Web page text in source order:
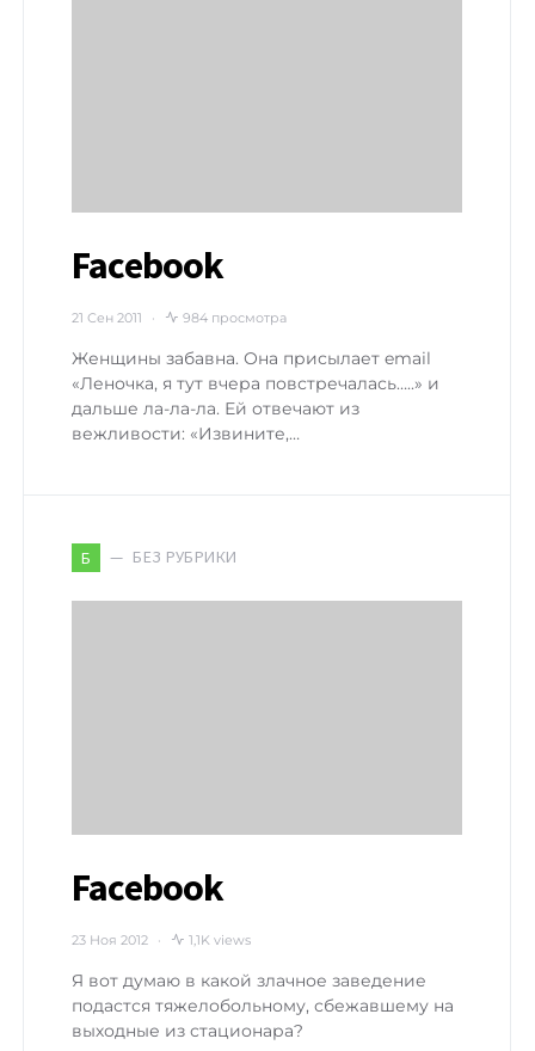
Facebook
21 Сен 2011 984 просмотра
Женщины забавна. Она присылает email
«Леночка, я тут вчера повстречалась…..» и
дальше ла-ла-ла. Ей отвечают из
вежливости: «Извините,…
Б БЕЗ РУБРИКИ
Facebook
23 Ноя 2012 1,1K views
Я вот думаю в какой злачное заведение
подастся тяжелобольному, сбежавшему на
выходные из стационара?